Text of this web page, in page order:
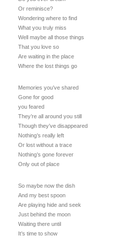
Or reminisce?
Wondering where to find
What you truly miss
Well maybe all those things
That you love so
Are waiting in the place
Where the lost things go
Memories you’ve shared
Gone for good
you feared
They’re all around you still
Though they’ve disappeared
Nothing’s really left
Or lost without a trace
Nothing’s gone forever
Only out of place
So maybe now the dish
And my best spoon
Are playing hide and seek
Just behind the moon
Waiting there until
It’s time to show